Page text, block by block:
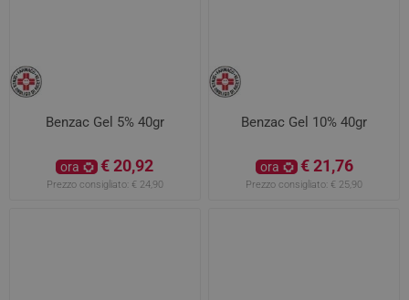
Benzac Gel 5% 40gr
ora € 20,92
Prezzo consigliato: € 24,90
Benzac Gel 10% 40gr
ora € 21,76
Prezzo consigliato: € 25,90